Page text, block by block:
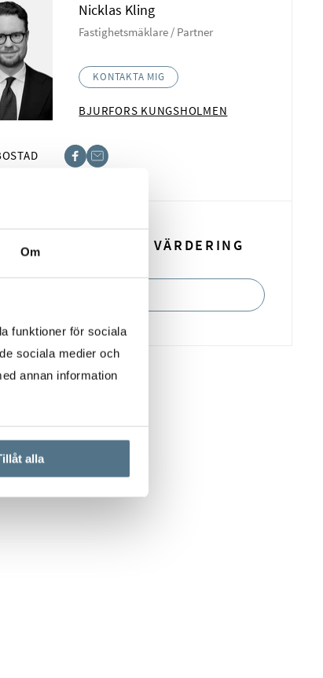
Om
funktioner för sociala
sociala medier och
annan information
alla
Nicklas Kling
Fastighetsmäklare / Partner
KONTAKTA MIG
BJURFORS KUNGSHOLMEN
EN KOSTNADSFRI VÄRDERING